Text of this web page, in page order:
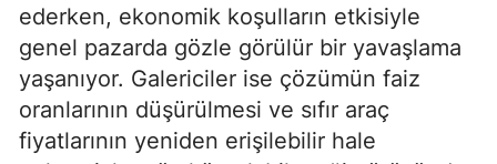
ederken, ekonomik koşulların etkisiyle
genel pazarda gözle görülür bir yavaşlama
yaşanıyor. Galericiler ise çözümün faiz
oranlarının düşürülmesi ve sıfır araç
fiyatlarının yeniden erişilebilir hale